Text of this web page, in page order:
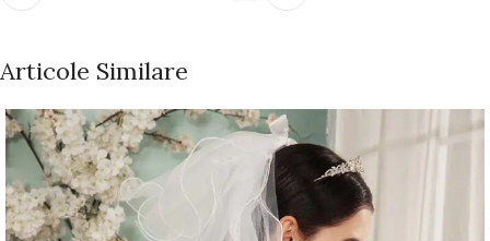
Articole Similare